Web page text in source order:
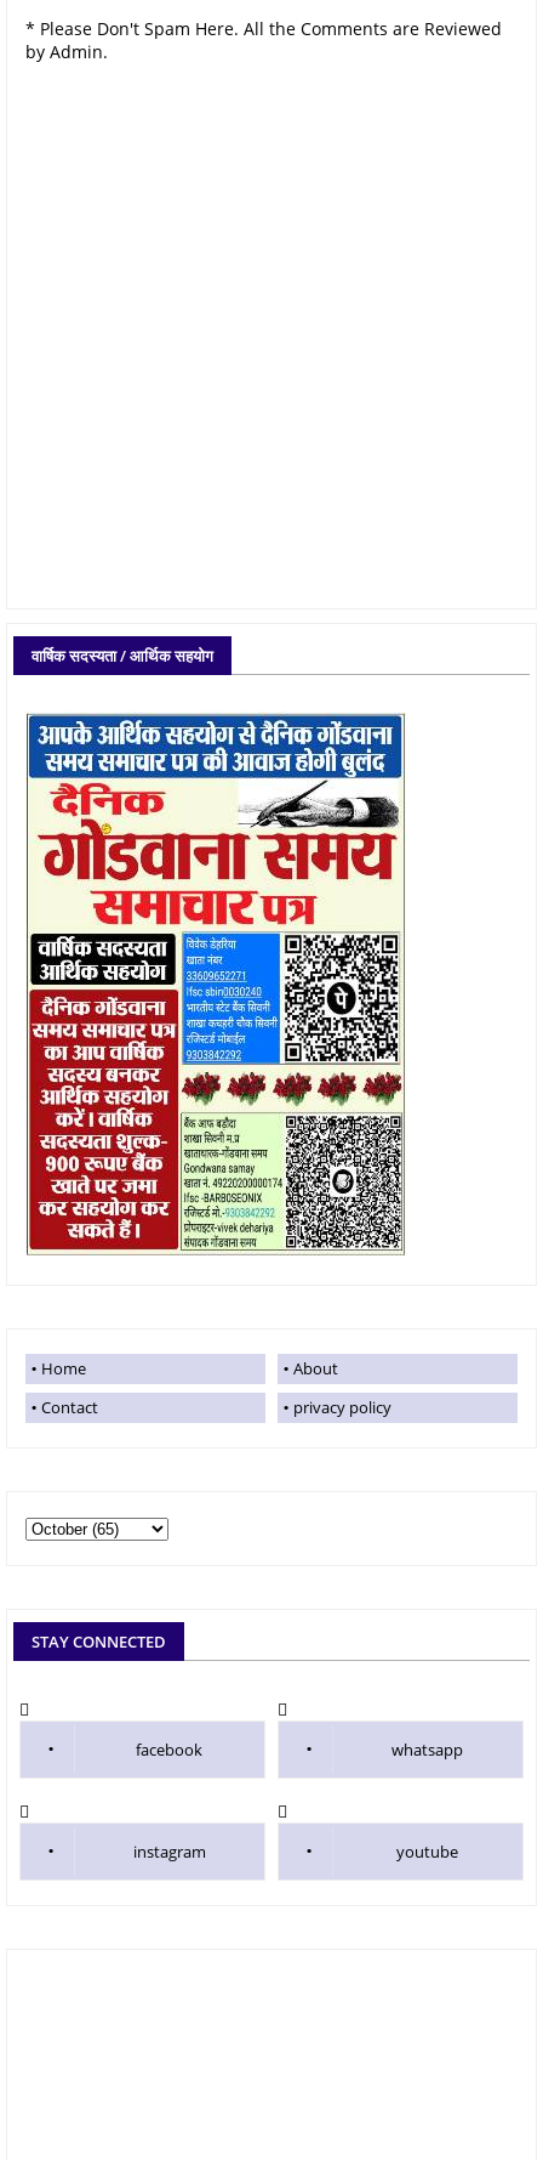
* Please Don't Spam Here. All the Comments are Reviewed
by Admin.
वार्षिक सदस्यता / आर्थिक सहयोग
Home
About
Contact
privacy policy
STAY CONNECTED
facebook whatsapp
instagram youtube